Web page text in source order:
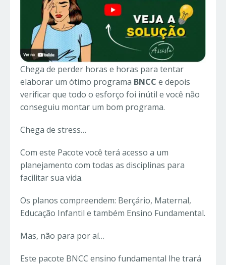
Chega de perder horas e horas para tentar
elaborar um ótimo programa BNCC e depois
verificar que todo o esforço foi inútil e você não
conseguiu montar um bom programa.
Chega de stress…
Com este Pacote você terá acesso a um
planejamento com todas as disciplinas para
facilitar sua vida.
Os planos compreendem: Berçário, Maternal,
Educação Infantil e também Ensino Fundamental.
Mas, não para por aí…
Este pacote BNCC ensino fundamental lhe trará